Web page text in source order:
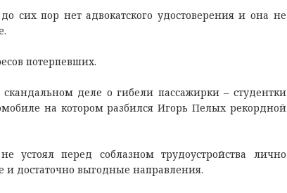
пор нет адвокатского удостоверения и она не
потерпевших.
деле о гибели пассажирки – студентки
на котором разбился Игорь Пелых рекордной
устоял перед соблазном трудоустройства лично
достаточно выгодные направления.